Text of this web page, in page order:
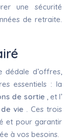
une sécurité
de retraite.
dédale d’offres,
essentiels : la
de sortie , et l’
vie . Ces trois
et pour garantir
à vos besoins.